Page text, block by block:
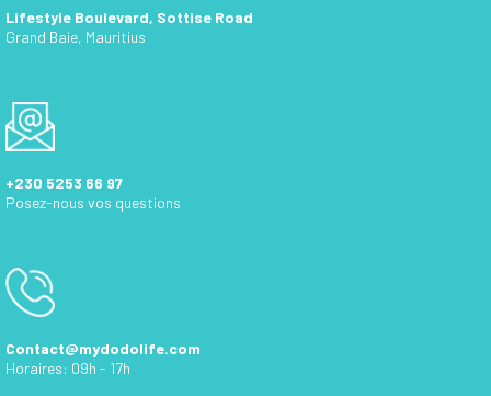
Lifestyle Boulevard, Sottise Road
Grand Baie, Mauritius
+230 5253 66 97
Posez-nous vos questions
Contact@mydodolife.com
Horaires: 09h - 17h